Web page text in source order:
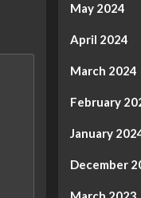
May 2024
April 2024
March 2024
February
January
December